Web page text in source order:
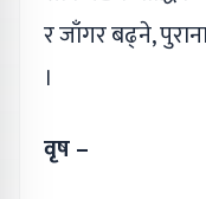
र जाँगर बढ्ने,
।
वृष –